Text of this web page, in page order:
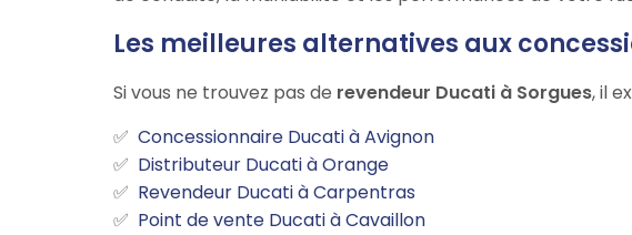
Les meilleures alternatives aux
Si vous ne trouvez pas de revendeur Ducati à Sorgues, il
Concessionnaire Ducati à Avignon
Distributeur Ducati à Orange
Revendeur Ducati à Carpentras
Point de vente Ducati à Cavaillon